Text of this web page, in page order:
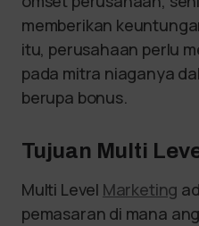
memberikan
itu, perusahaan perlu
pada mitra niaganya
berupa bonus.
Tujuan Multi
Multi Level Marketing
pemasaran di mana